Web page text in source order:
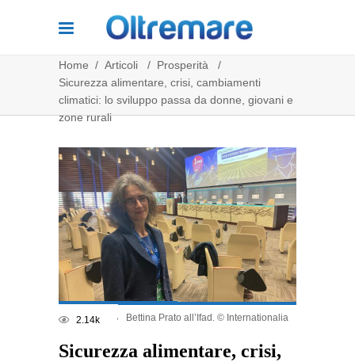
Home / Articoli / Prosperità
/
Sicurezza alimentare, crisi, cambiamenti
climatici: lo sviluppo passa da donne, giovani e
zone rurali
2.14k Share
Bettina Prato all’Ifad. © Internationalia
Sicurezza alimentare, crisi,